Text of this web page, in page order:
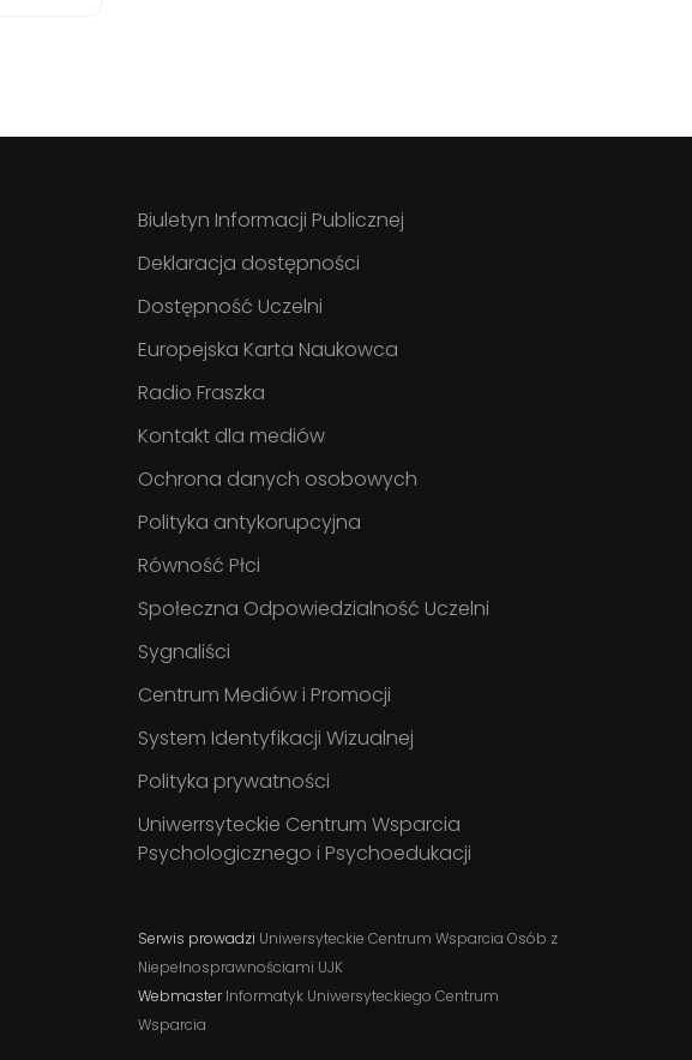
Biuletyn Informacji Publicznej
Deklaracja dostępności
Dostępność Uczelni
Europejska Karta Naukowca
Radio Fraszka
Kontakt dla mediów
Ochrona danych osobowych
Polityka antykorupcyjna
Równość Płci
Społeczna Odpowiedzialność Uczelni
Sygnaliści
Centrum Mediów i Promocji
System Identyfikacji Wizualnej
Polityka prywatności
Uniwerrsyteckie Centrum Wsparcia
Psychologicznego i Psychoedukacji
Serwis prowadzi Uniwersyteckie Centrum Wsparcia Osób z
Niepełnosprawnościami UJK
WebmasterInformatyk Uniwersyteckiego Centrum
Wsparcia